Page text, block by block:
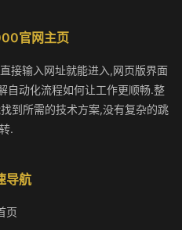
官网主页
接输入网址就能进入,网页版界面
自动化流程如何让工作更顺畅.整
到所需的技术方案,没有复杂的跳
转.
导航
页